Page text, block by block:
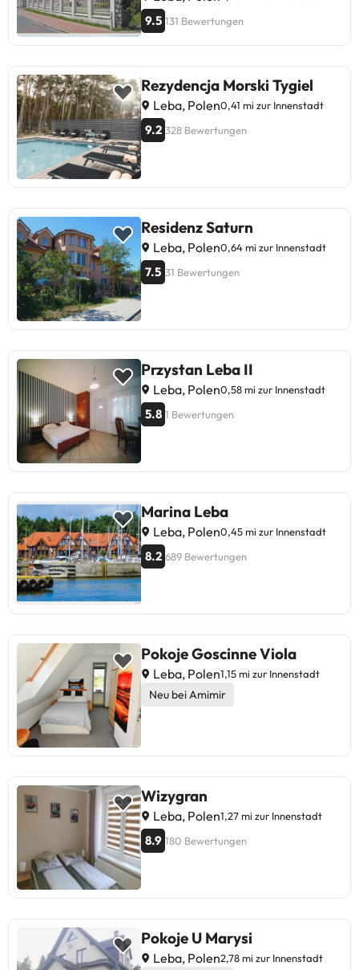
9.5 131 Bewertungen
Rezydencja Morski Tygiel
Leba, Polen0,41 mi zur Innenstadt
9.2 328 Bewertungen
Residenz Saturn
Leba, Polen0,64 mi zur Innenstadt
7.5 31 Bewertungen
Przystan Leba II
Leba, Polen0,58 mi zur Innenstadt
5.8 1 Bewertungen
Marina Leba
Leba, Polen0,45 mi zur Innenstadt
8.2 689 Bewertungen
Pokoje Goscinne Viola
Leba, Polen1,15 mi zur Innenstadt
Neu bei Amimir
Wizygran
Leba, Polen1,27 mi zur Innenstadt
8.9 180 Bewertungen
Pokoje U Marysi
Leba, Polen2,78 mi zur Innenstadt